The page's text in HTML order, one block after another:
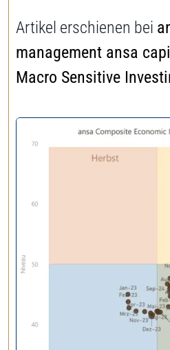
Artikel erschienen bei
management ansa
Macro Sensitive